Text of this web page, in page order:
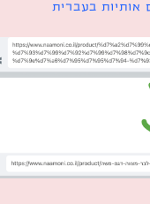
בעברית